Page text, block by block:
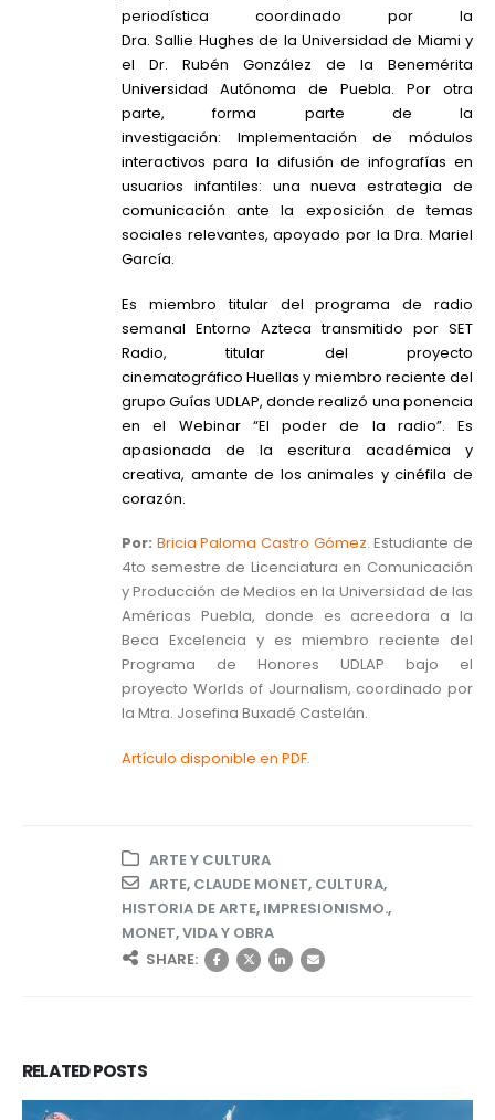
periodística coordinado por la
Dra. Sallie Hughes de la Universidad de Miami y
el Dr. Rubén González de la Benemérita
Universidad Autónoma de Puebla. Por otra
parte, forma parte de la
investigación: Implementación de módulos
interactivos para la difusión de infografías en
usuarios infantiles: una nueva estrategia de
comunicación ante la exposición de temas
sociales relevantes,apoyado por la Dra. Mariel
García.
Es miembro titular del programa de radio
semanal Entorno Azteca transmitido por SET
Radio, titular del proyecto
cinematográficoHuellas y miembro reciente del
grupo Guías UDLAP, donde realizó una ponencia
en el Webinar “El poder de la radio”. Es
apasionada de la escritura académica y
creativa, amante de los animales y cinéfila de
corazón.
Por: Bricia Paloma Castro Gómez. Estudiante de
4to semestre de Licenciatura en Comunicación
y Producción de Medios en la Universidad de las
Américas Puebla, donde es acreedora a la
Beca Excelencia y es miembro reciente del
Programa de Honores UDLAP bajo el
proyecto Worlds of Journalism, coordinado por
la Mtra. Josefina Buxadé Castelán.
Artículo disponible en PDF.
ARTE Y CULTURA
ARTE, CLAUDE MONET, CULTURA,
HISTORIA DE ARTE, IMPRESIONISMO.,
MONET,VIDA Y OBRA
SHARE:
RELATEDPOSTS